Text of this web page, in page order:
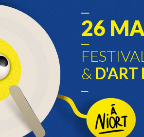
26
& D'ART